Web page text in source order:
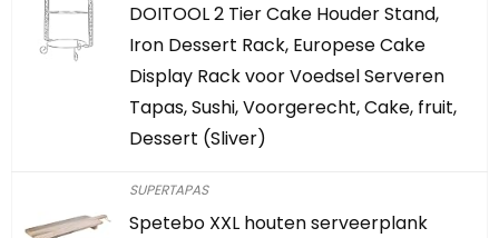
DOITOOL 2 Tier Cake Houder Stand,
Iron Dessert Rack, Europese Cake
Display Rack voor Voedsel Serveren
Tapas, Sushi, Voorgerecht, Cake, fruit,
Dessert (Sliver)
SUPERTAPAS
Spetebo XXL houten serveerplank